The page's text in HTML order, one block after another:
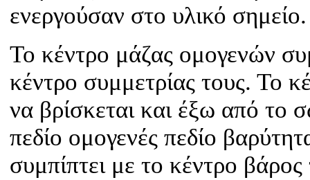
ενεργούσαν στο υλικό σημείο.
Το κέντρο μάζας ομογενών
κέντρο συμμετρίας τους. Το
να βρίσκεται και έξω από
πεδίο ομογενές πεδίο
συμπίπτει με το κέντρο